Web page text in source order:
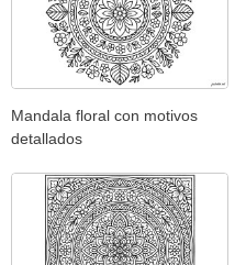
Mandala floral con motivos
detallados